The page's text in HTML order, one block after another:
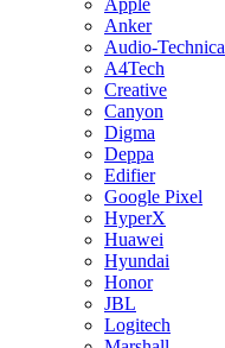
Apple
Anker
Audio-Technica
A4Tech
Creative
Canyon
Digma
Deppa
Edifier
Google Pixel
HyperX
Huawei
Hyundai
Honor
JBL
Logitech